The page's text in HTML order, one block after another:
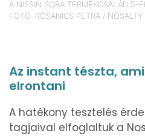
A NISSIN SOBA TERMÉKCSALÁD 5-
FOTÓ: ROSANICS PETRA / NOSALTY
Az instant tészta,
elrontani
A hatékony tesztelés
tagjaival elfoglaltuk a